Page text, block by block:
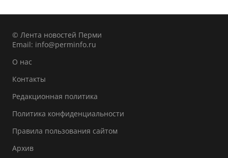
© Лента новостей Перми
Email: info@perminfo.ru
О нас
Контакты
Редакционная политика
Политика конфиденциальности
Правила пользования сайтом
Архив